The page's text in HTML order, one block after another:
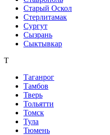
Старый Оскол
Стерлитамак
Сургут
Сызрань
Сыктывкар
Т
Таганрог
Тамбов
Тверь
Тольятти
Томск
Тула
Тюмень